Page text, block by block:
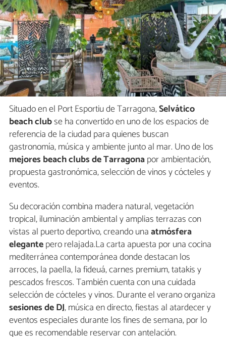
Situado en el Port Esportiu de Tarragona,Selvático
beach clubse ha convertido en uno de los espacios de
referencia de la ciudad para quienes buscan
gastronomía, música y ambiente junto al mar. Uno de los
mejores beach clubs de Tarragonapor ambientación,
propuesta gastronómica, selección de vinos y cócteles y
eventos.
Su decoración combina madera natural, vegetación
tropical, iluminación ambiental y amplias terrazas con
vistas al puerto deportivo, creando unaatmósfera
elegantepero relajada.La carta apuesta por una cocina
mediterránea contemporánea donde destacan los
arroces, la paella, la fideuá, carnes premium, tatakis y
pescados frescos. También cuenta con una cuidada
selección de cócteles y vinos. Durante el verano organiza
sesiones de DJ, música en directo, fiestas al atardecer y
eventos especiales durante los fines de semana, por lo
que es recomendable reservar con antelación.